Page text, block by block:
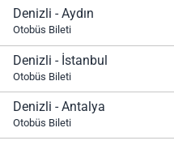
Denizli - Aydın
Otobüs Bileti
Denizli - İstanbul
Otobüs Bileti
Denizli - Antalya
Otobüs Bileti